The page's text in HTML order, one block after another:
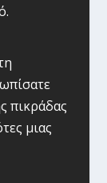
πικράδας
μιας